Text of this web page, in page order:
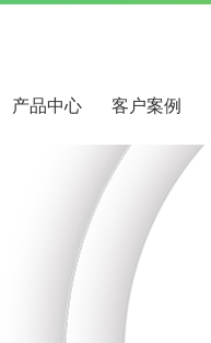
产品中心 客户案例